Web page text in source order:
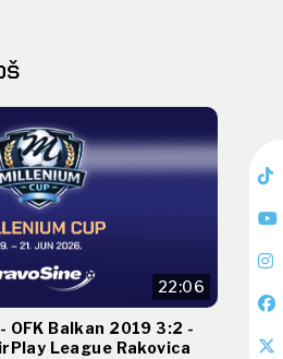
22:06
OFK Balkan 2019 3:2 -
League Rakovica